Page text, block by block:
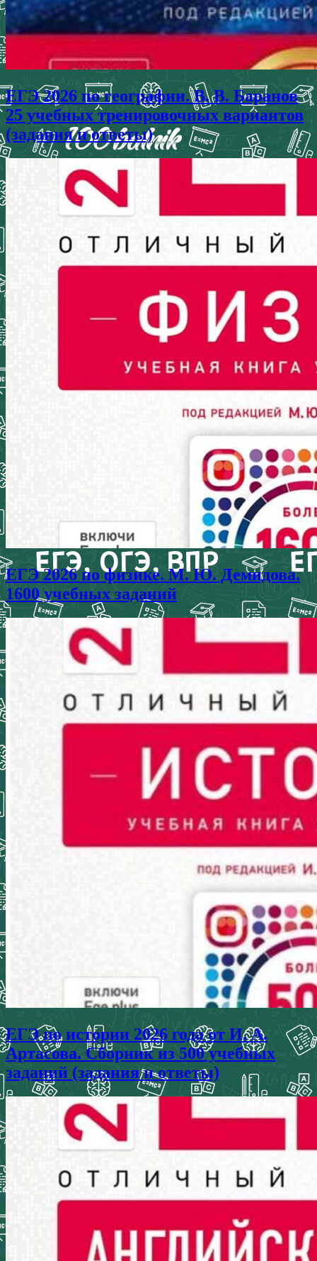
ЕГЭ 2026 по географии. В. В. Баранов
25 учебных тренировочных вариантов
(задания и ответы)
ЕГЭ 2026 по физике. М. Ю. Демидова.
1600 учебных заданий
ЕГЭ по истории 2026 года от И. А.
Артасова. Сборник из 500 учебных
заданий (задания и ответы)